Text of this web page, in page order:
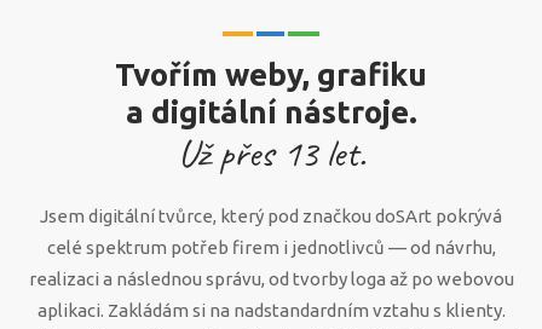
Tvořím weby, grafiku
a digitální nástroje.
Už přes 13let.
Jsem digitální tvůrce, který pod značkou doSArt pokrývá
celé spektrum potřeb firem i jednotlivců — od návrhu,
realizaci a následnou správu, od tvorby loga až po webovou
aplikaci. Zakládám si na nadstandardním vztahu s klienty.